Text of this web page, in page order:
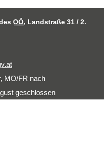
OÖ, Landstraße 31 / 2.
MO/FR nach
geschlossen